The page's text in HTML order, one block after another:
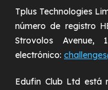
Tplus Technologies
número de registro
Strovolos Avenue,
electrónico:
Edufin Club Ltd está